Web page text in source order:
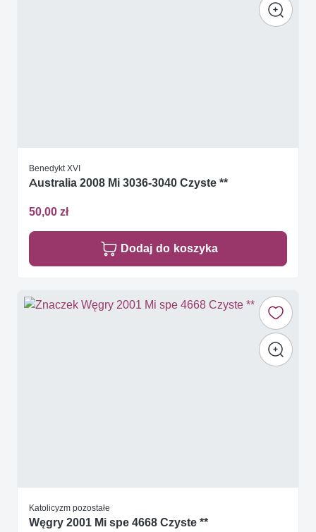
Benedykt XVI
Australia 2008 Mi 3036-3040 Czyste **
50,00 zł
Dodaj do koszyka
Katolicyzm pozostałe
Węgry 2001 Mi spe 4668 Czyste **